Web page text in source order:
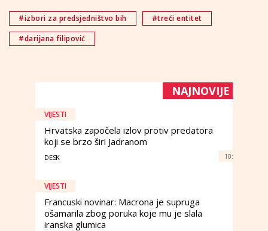
#izbori za predsjedništvo bih
#treći entitet
#darijana filipović
NAJNOVIJE
VIJESTI
Hrvatska započela izlov protiv predatora
koji se brzo širi Jadranom
DESK 10:
VIJESTI
Francuski novinar: Macrona je supruga
ošamarila zbog poruka koje mu je slala
iranska glumica